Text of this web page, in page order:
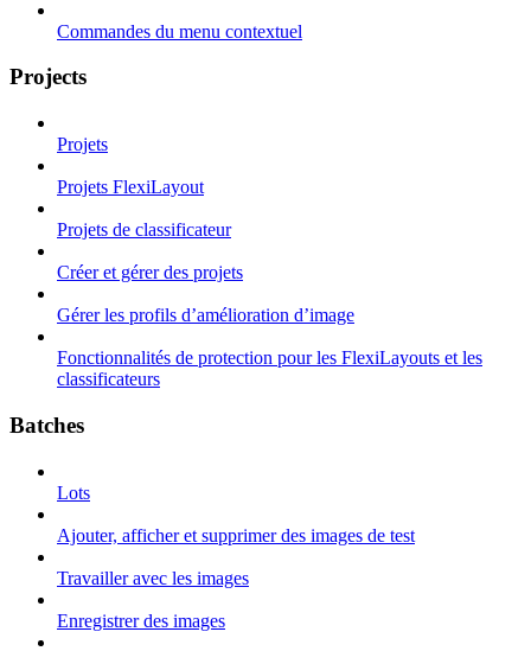
Commandes du menu contextuel
Projects
Projets
Projets FlexiLayout
Projets de classificateur
Créer et gérer des projets
Gérer les profils d’amélioration d’image
Fonctionnalités de protection pour les FlexiLayouts et les
classificateurs
Batches
Lots
Ajouter, afficher et supprimer des images de test
Travailler avec les images
Enregistrer des images